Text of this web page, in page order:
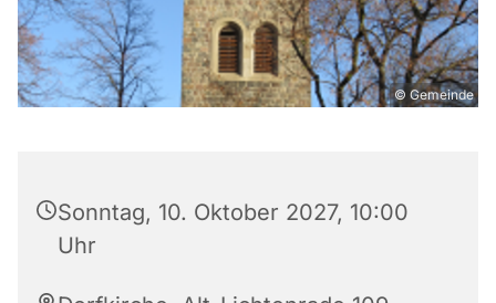
© Gemeinde
Sonntag, 10. Oktober 2027, 10:00
Uhr